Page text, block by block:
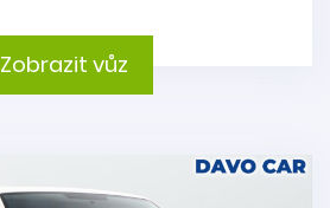
Zobrazit vůz